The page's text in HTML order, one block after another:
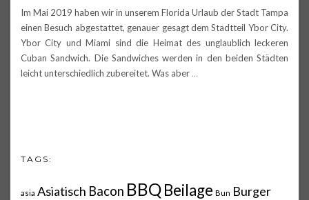
Im Mai 2019 haben wir in unserem Florida Urlaub der Stadt Tampa
einen Besuch abgestattet, genauer gesagt dem Stadtteil Ybor City.
Ybor City und Miami sind die Heimat des unglaublich leckeren
Cuban Sandwich. Die Sandwiches werden in den beiden Städten
leicht unterschiedlich zubereitet. Was aber …
TAGS:
asia Asiatisch Bacon BBQBeilage Bun Burger